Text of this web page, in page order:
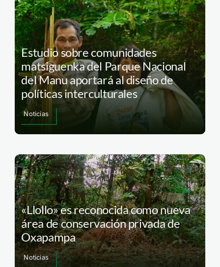
Estudio sobre comunidades
matsiguenka del Parque Nacional
del Manu aportará al diseño de
políticas interculturales
Noticias
«Llollo» es reconocida como nueva
área de conservación privada de
Oxapampa
Noticias